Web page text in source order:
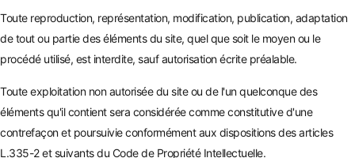
Toute reproduction, représentation, modification, publication, adaptation
de tout ou partie des éléments du site, quel que soit le moyen ou le
procédé utilisé, est interdite, sauf autorisation écrite préalable.
Toute exploitation non autorisée du site ou de l'un quelconque des
éléments qu'il contient sera considérée comme constitutive d'une
contrefaçon et poursuivie conformément aux dispositions des articles
L.335-2 et suivants du Code de Propriété Intellectuelle.